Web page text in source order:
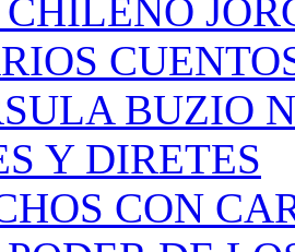
BUZIO
Y DIRETES
CON